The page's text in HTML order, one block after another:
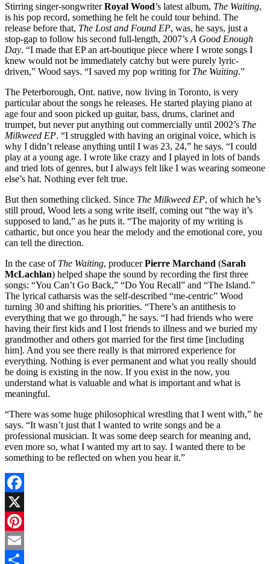
Stirring singer-songwriterRoyal Wood’s latest album, The Waiting,
is his pop record, something he felt he could tour behind. The
release before that, The Lost and Found EP, was, he says, just a
stop-gap to follow his second full-length, 2007’s A Good Enough
Day. “I made that EP an art-boutique piece where I wrote songs I
knew would not be immediately catchy but were purely lyric-
driven,” Wood says. “I saved my pop writing for The Waiting.”
The Peterborough, Ont. native, now living in Toronto, is very
particular about the songs he releases. He started playing piano at
age four and soon picked up guitar, bass, drums, clarinet and
trumpet, but never put anything out commercially until 2002’s The
Milkweed EP. “I struggled with having an original voice, which is
why I didn’t release anything until I was 23, 24,” he says. “I could
play at a young age. I wrote like crazy and I played in lots of bands
and tried lots of genres, but I always felt like I was wearing someone
else’s hat. Nothing ever felt true.
But then something clicked. Since The Milkweed EP, of which he’s
still proud, Wood lets a song write itself, coming out “the way it’s
supposed to land,” as he puts it. “The majority of my writing is
cathartic, but once you hear the melody and the emotional core, you
can tell the direction.
In the case of The Waiting, producerPierre Marchand (Sarah
McLachlan) helped shape the sound by recording the first three
songs: “You Can’t Go Back,” “Do You Recall” and “The Island.”
The lyrical catharsis was the self-described “me-centric” Wood
turning 30 and shifting his priorities. “There’s an antithesis to
everything that we go through,” he says. “I had friends who were
having their first kids and I lost friends to illness and we buried my
grandmother and others got married for the first time [including
him]. And you see there really is that mirrored experience for
everything. Nothing is ever permanent and what you really should
be doing is existing in the now. If you exist in the now, you
understand what is valuable and what is important and what is
meaningful.
“There was some huge philosophical wrestling that I went with,” he
says. “It wasn’t just that I wanted to write songs and be a
professional musician. It was some deep search for meaning and,
even more so, what I wanted my art to say. I wanted there to be
something to be reflected on when you hear it.”
Facebook
X
Pinterest
Email